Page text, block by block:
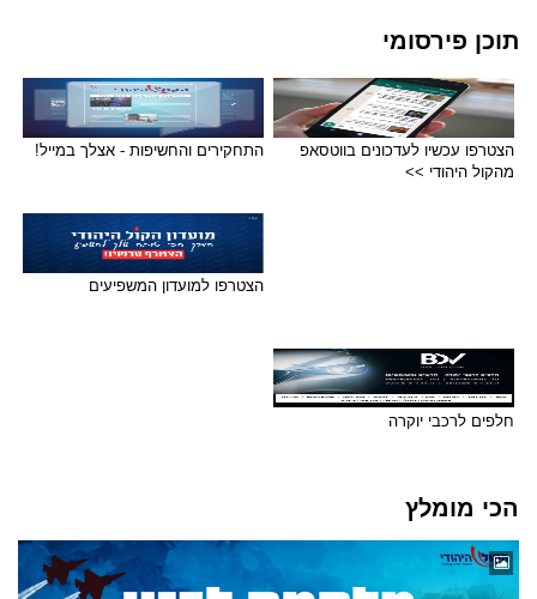
תוכן פירסומי
הצטרפו עכשיו לעדכונים בווטסאפ
מהקול היהודי >>
התחקירים והחשיפות - אצלך במייל!
הצטרפו למועדון המשפיעים
חלפים לרכבי יוקרה
הכי מומלץ